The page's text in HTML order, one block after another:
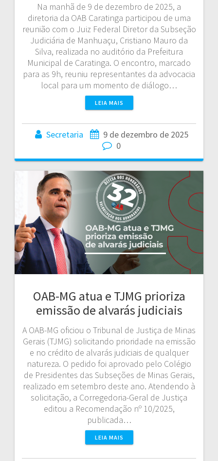
Na manhã de 9 de dezembro de 2025, a
diretoria da OAB Caratinga participou de uma
reunião com o Juiz Federal Diretor da Subseção
Judiciária de Manhuaçu, Cristiano Mauro da
Silva, realizada no auditório da Prefeitura
Municipal de Caratinga. O encontro, marcado
para as 9h, reuniu representantes da advocacia
local para um momento de diálogo…
LEIA MAIS
Secretaria
9 de dezembro de 2025
0
OAB-MG atua e TJMG prioriza
emissão de alvarás judiciais
A OAB-MG oficiou o Tribunal de Justiça de Minas
Gerais (TJMG) solicitando prioridade na emissão
e no crédito de alvarás judiciais de qualquer
natureza. O pedido foi aprovado pelo Colégio
de Presidentes das Subseções de Minas Gerais,
realizado em setembro deste ano. Atendendo à
solicitação, a Corregedoria-Geral de Justiça
editou a Recomendação nº 10/2025,
publicada…
LEIA MAIS